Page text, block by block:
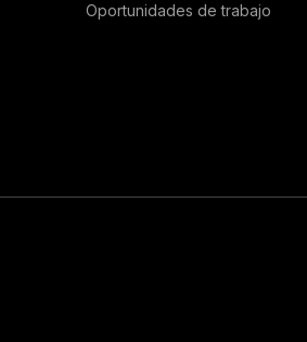
Oportunidades de trabajo